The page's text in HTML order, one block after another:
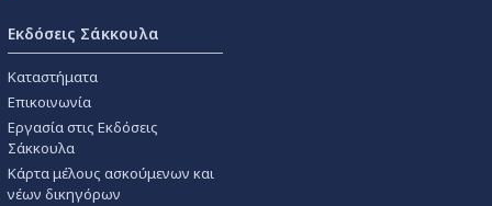
Εκδόσεις Σάκκουλα
Καταστήματα
Επικοινωνία
Εργασία στις Εκδόσεις
Σάκκουλα
Κάρτα μέλους ασκούμενων και
νέων δικηγόρων